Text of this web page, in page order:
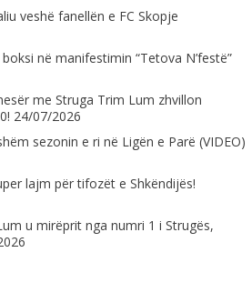
veshë fanellën e FC Skopje
në manifestimin “Tetova N’festë”
me Struga Trim Lum zhvillon
24/07/2026
sezonin e ri në Ligën e Parë (VIDEO)
lajm për tifozët e Shkëndijës!
u mirëprit nga numri 1 i Strugës,